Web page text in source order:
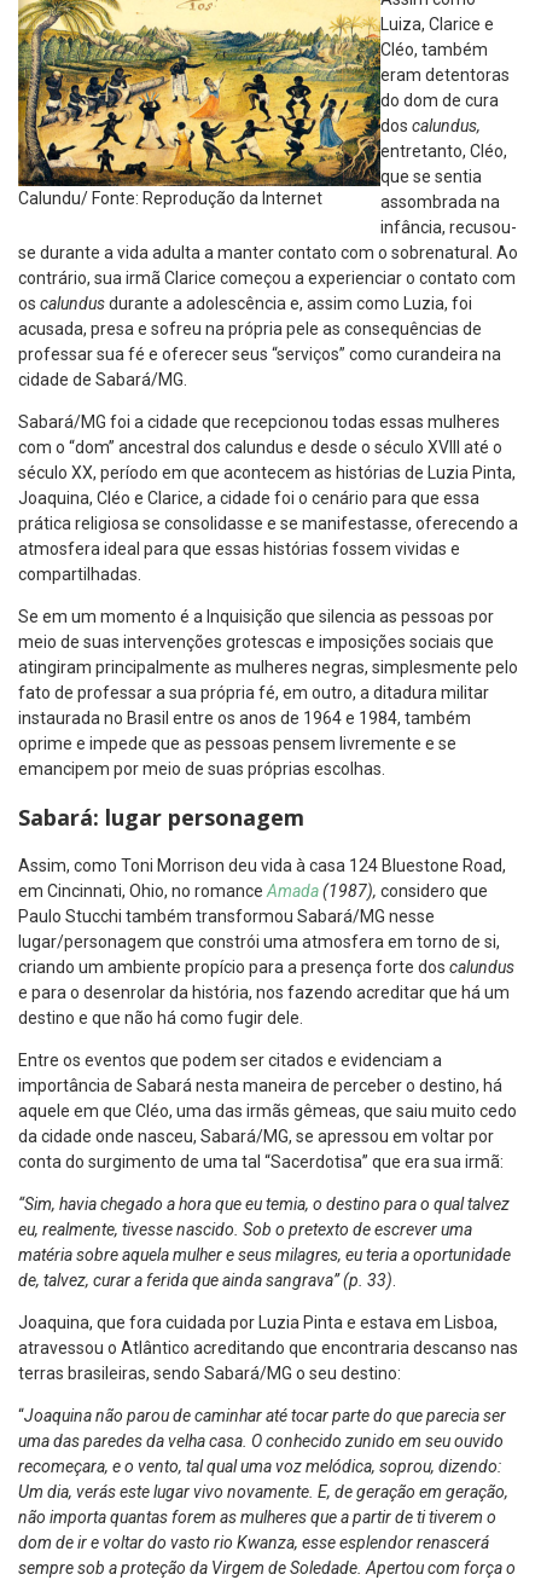
Calundu/ Fonte: Reprodução da Internet
Luiza, Clarice e
Cléo, também
eram detentoras
do dom de cura
dos calundus,
entretanto, Cléo,
que se sentia
assombrada na
infância, recusou-
se durante a vida adulta a manter contato com o sobrenatural. Ao
contrário, sua irmã Clarice começou a experienciar o contato com
os calundusdurante a adolescência e, assim como Luzia, foi
acusada, presa e sofreu na própria pele as consequências de
professar sua fé e oferecer seus “serviços” como curandeira na
cidade de Sabará/MG.
Sabará/MG foi a cidade que recepcionou todas essas mulheres
com o “dom” ancestral dos calundus e desde o século XVIII até o
século XX, período em que acontecem as histórias de Luzia Pinta,
Joaquina, Cléo e Clarice, a cidade foi o cenário para que essa
prática religiosa se consolidasse e se manifestasse, oferecendo a
atmosfera ideal para que essas histórias fossem vividas e
compartilhadas.
Se em um momento é a Inquisição que silencia as pessoas por
meio de suas intervenções grotescas e imposições sociais que
atingiram principalmente as mulheres negras, simplesmente pelo
fato de professar a sua própria fé, em outro, a ditadura militar
instaurada no Brasil entre os anos de 1964 e 1984, também
oprime e impede que as pessoas pensem livremente e se
emancipem por meio de suas próprias escolhas.
Sabará: lugar personagem
Assim, como Toni Morrison deu vida à casa 124 Bluestone Road,
em Cincinnati, Ohio, no romance Amada(1987), considero que
Paulo Stucchi também transformou Sabará/MG nesse
lugar/personagem que constrói uma atmosfera em torno de si,
criando um ambiente propício para a presença forte dos calundus
e para o desenrolar da história, nos fazendo acreditar que há um
destino e que não há como fugir dele.
Entre os eventos que podem ser citados e evidenciam a
importância de Sabará nesta maneira de perceber o destino, há
aquele em que Cléo, uma das irmãs gêmeas, que saiu muito cedo
da cidade onde nasceu, Sabará/MG, se apressou em voltar por
conta do surgimento de uma tal “Sacerdotisa” que era sua irmã:
“Sim, havia chegado a hora que eu temia, o destino para o qual talvez
eu, realmente, tivesse nascido. Sob o pretexto de escrever uma
matéria sobre aquela mulher e seus milagres, eu teria a oportunidade
de, talvez, curar a ferida que ainda sangrava” (p. 33)
Joaquina, que fora cuidada por Luzia Pinta e estava em Lisboa,
atravessou o Atlântico acreditando que encontraria descanso nas
terras brasileiras, sendo Sabará/MG o seu destino:
“Joaquina não parou de caminhar até tocar parte do que parecia ser
uma das paredes da velha casa. O conhecido zunido em seu ouvido
recomeçara, e o vento, tal qual uma voz melódica, soprou, dizendo:
Um dia, verás este lugar vivo novamente. E, de geração em geração,
não importa quantas forem as mulheres que a partir de ti tiverem o
dom de ir e voltar do vasto rio Kwanza, esse esplendor renascerá
sempre sob a proteção da Virgem de Soledade. Apertou com força o